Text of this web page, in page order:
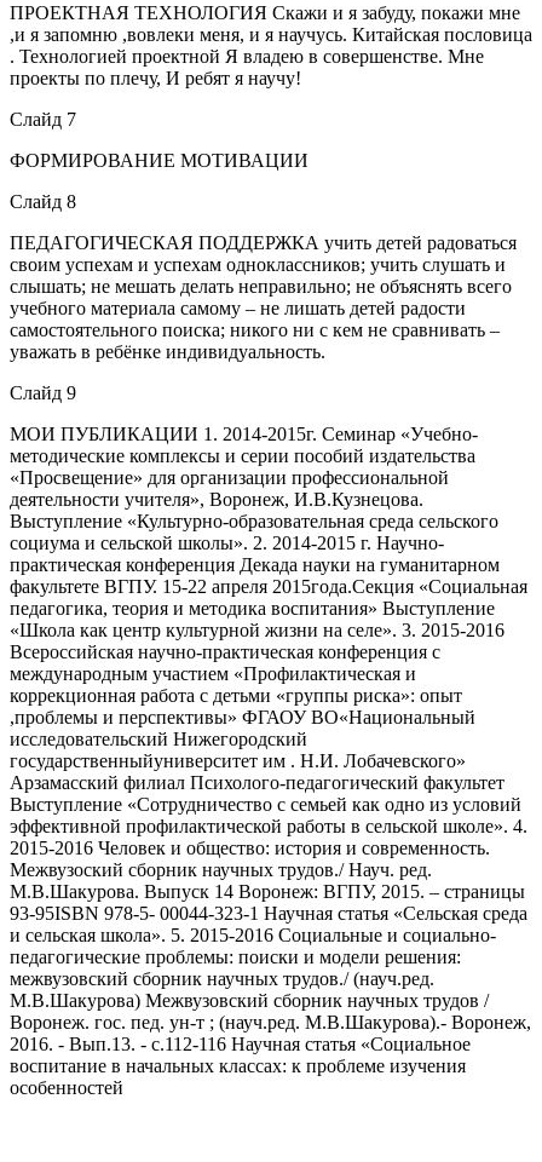
ПРОЕКТНАЯ ТЕХНОЛОГИЯ Скажи и я забуду, покажи мне
,и я запомню ,вовлеки меня, и я научусь. Китайская пословица
. Технологией проектной Я владею в совершенстве. Мне
проекты по плечу, И ребят я научу!
Слайд 7
ФОРМИРОВАНИЕ МОТИВАЦИИ
Слайд 8
ПЕДАГОГИЧЕСКАЯ ПОДДЕРЖКА учить детей радоваться
своим успехам и успехам одноклассников; учить слушать и
слышать; не мешать делать неправильно; не объяснять всего
учебного материала самому – не лишать детей радости
самостоятельного поиска; никого ни с кем не сравнивать –
уважать в ребёнке индивидуальность.
Слайд 9
МОИ ПУБЛИКАЦИИ 1. 2014-2015г. Семинар «Учебно-
методические комплексы и серии пособий издательства
«Просвещение» для организации профессиональной
деятельности учителя», Воронеж, И.В.Кузнецова.
Выступление «Культурно-образовательная среда сельского
социума и сельской школы». 2. 2014-2015 г. Научно-
практическая конференция Декада науки на гуманитарном
факультете ВГПУ. 15-22 апреля 2015года.Секция «Социальная
педагогика, теория и методика воспитания» Выступление
«Школа как центр культурной жизни на селе». 3. 2015-2016
Всероссийская научно-практическая конференция с
международным участием «Профилактическая и
коррекционная работа с детьми «группы риска»: опыт
,проблемы и перспективы» ФГАОУ ВО«Национальный
исследовательский Нижегородский
государственныйуниверситет им . Н.И. Лобачевского»
Арзамасский филиал Психолого-педагогический факультет
Выступление «Сотрудничество с семьей как одно из условий
эффективной профилактической работы в сельской школе». 4.
2015-2016 Человек и общество: история и современность.
Межвузоский сборник научных трудов./ Науч. ред.
М.В.Шакурова. Выпуск 14 Воронеж: ВГПУ, 2015. – страницы
93-95ISBN 978-5- 00044-323-1 Научная статья «Сельская среда
и сельская школа». 5. 2015-2016 Социальные и социально-
педагогические проблемы: поиски и модели решения:
межвузовский сборник научных трудов./ (науч.ред.
М.В.Шакурова) Межвузовский сборник научных трудов /
Воронеж. гос. пед. ун-т ; (науч.ред. М.В.Шакурова).- Воронеж,
2016. - Вып.13. - с.112-116 Научная статья «Социальное
воспитание в начальных классах: к проблеме изучения
особенностей